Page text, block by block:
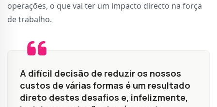
operações, o que vai ter um impacto directo na força
de trabalho.
A difícil decisão de reduzir os nossos
custos de várias formas é um resultado
direto destes desafios e, infelizmente,